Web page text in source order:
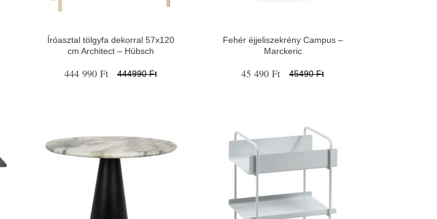
Íróasztal tölgyfa dekorral 57x120
cm Architect – Hübsch
444 990 Ft 444990 Ft
Fehér éjjeliszekrény Campus –
Marckeric
45 490 Ft 45490 Ft